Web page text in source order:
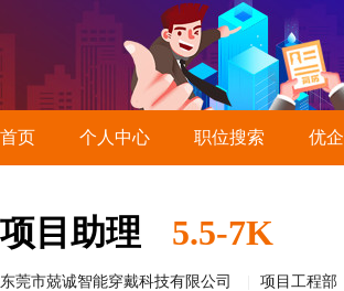
首页 个人中心 职位搜索 优企
项目助理 5.5-7K
东莞市兢诚智能穿戴科技有限公司 项目工程部